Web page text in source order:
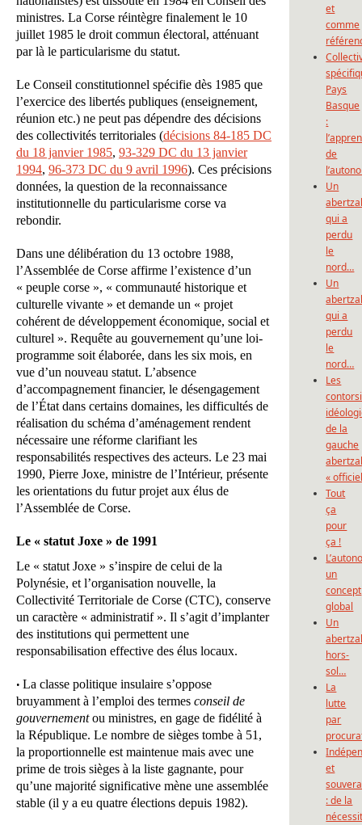
ministres. La Corse réintègre finalement le 10
juillet 1985 le droit commun électoral, atténuant
par là le particularisme du statut.
Le Conseil constitutionnel spécifie dès 1985 que
l’exercice des libertés publiques (enseignement,
réunion etc.) ne peut pas dépendre des décisions
des collectivités territoriales (décisions 84-185 DC
du 18 janvier 1985, 93-329 DC du 13 janvier
1994, 96-373 DC du 9 avril 1996). Ces précisions
données, la question de la reconnaissance
institutionnelle du particularisme corse va
rebondir.
Dans une délibération du 13 octobre 1988,
l’Assemblée de Corse affirme l’existence d’un
« peuple corse », « communauté historique et
culturelle vivante » et demande un « projet
cohérent de développement économique, social et
culturel ». Requête au gouvernement qu’une loi-
programme soit élaborée, dans les six mois, en
vue d’un nouveau statut. L’absence
d’accompagnement financier, le désengagement
de l’État dans certains domaines, les difficultés de
réalisation du schéma d’aménagement rendent
nécessaire une réforme clarifiant les
responsabilités respectives des acteurs. Le 23 mai
1990, Pierre Joxe, ministre de l’Intérieur, présente
les orientations du futur projet aux élus de
l’Assemblée de Corse.
Le « statut Joxe » de 1991
Le « statut Joxe » s’inspire de celui de la
Polynésie, et l’organisation nouvelle, la
Collectivité Territoriale de Corse (CTC), conserve
un caractère « administratif ». Il s’agit d’implanter
des institutions qui permettent une
responsabilisation effective des élus locaux.
• La classe politique insulaire s’oppose
bruyamment à l’emploi des termes conseil de
gouvernementou ministres, en gage de fidélité à
la République. Le nombre de sièges tombe à 51,
la proportionnelle est maintenue mais avec une
prime de trois sièges à la liste gagnante, pour
qu’une majorité significative mène une assemblée
stable (il y a eu quatre élections depuis 1982).
et
comme
Pays
Basque
:
de
Un
qui a
perdu
le
nord…
Un
qui a
perdu
le
nord…
Les
de la
gauche
«
Tout
ça
pour
ça !
un
concept
global
Un
hors-
sol…
La
lutte
par
et
: de la